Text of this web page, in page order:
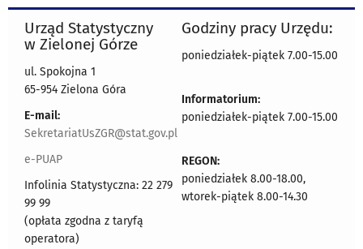
Urząd Statystyczny
w Zielonej Górze
ul. Spokojna 1
65-954 Zielona Góra
E-mail:
SekretariatUsZGR@stat.gov.pl
e-PUAP
Infolinia Statystyczna: 22 279
99 99
(opłata zgodna z taryfą
operatora)
Godziny pracy Urzędu:
poniedziałek-piątek 7.00-15.00
Informatorium:
poniedziałek-piątek 7.00-15.00
REGON:
poniedziałek 8.00-18.00,
wtorek-piątek 8.00-14.30